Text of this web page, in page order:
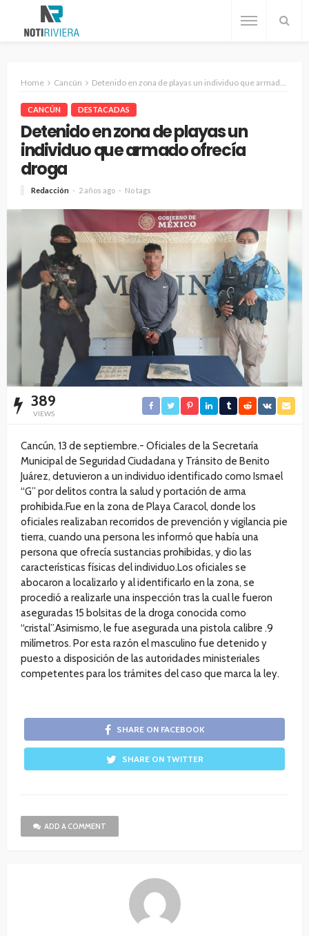
Home Cancún Detenido en zona de playas un individuo que armado ofrecía droga
CANCÚN DESTACADAS
Detenido en zona de playas un
individuo que armado ofrecía
droga
Redacción 2 años ago No tags
389
VIEWS
Cancún, 13 de septiembre.- Oficiales de la Secretaría
Municipal de Seguridad Ciudadana y Tránsito de Benito
Juárez, detuvieron a un individuo identificado como Ismael
“G” por delitos contra la salud y portación de arma
prohibida.Fue en la zona de Playa Caracol, donde los
oficiales realizaban recorridos de prevención y vigilancia pie
tierra, cuando una persona les informó que había una
persona que ofrecía sustancias prohibidas, y dio las
características físicas del individuo.Los oficiales se
abocaron a localizarlo y al identificarlo en la zona, se
procedió a realizarle una inspección tras la cual le fueron
aseguradas 15 bolsitas de la droga conocida como
“cristal”.Asimismo, le fue asegurada una pistola calibre .9
milímetros. Por esta razón el masculino fue detenido y
puesto a disposición de las autoridades ministeriales
competentes para los trámites del caso que marca la ley.
SHARE ON FACEBOOK
SHARE ON TWITTER
ADD A COMMENT